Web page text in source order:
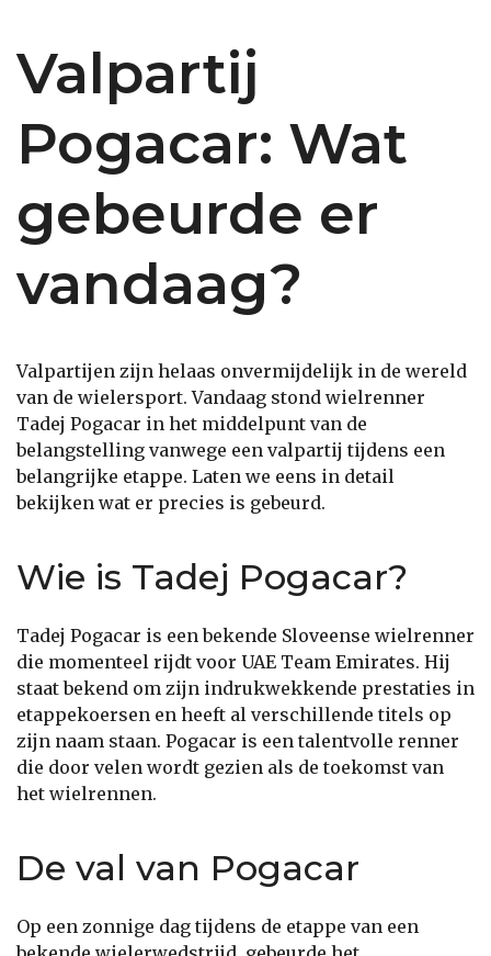
Valpartij
Pogacar: Wat
gebeurde er
vandaag?
Valpartijen zijn helaas onvermijdelijk in de wereld
van de wielersport. Vandaag stond wielrenner
Tadej Pogacar in het middelpunt van de
belangstelling vanwege een valpartij tijdens een
belangrijke etappe. Laten we eens in detail
bekijken wat er precies is gebeurd.
Wie is Tadej Pogacar?
Tadej Pogacar is een bekende Sloveense wielrenner
die momenteel rijdt voor UAE Team Emirates. Hij
staat bekend om zijn indrukwekkende prestaties in
etappekoersen en heeft al verschillende titels op
zijn naam staan. Pogacar is een talentvolle renner
die door velen wordt gezien als de toekomst van
het wielrennen.
De val van Pogacar
Op een zonnige dag tijdens de etappe van een